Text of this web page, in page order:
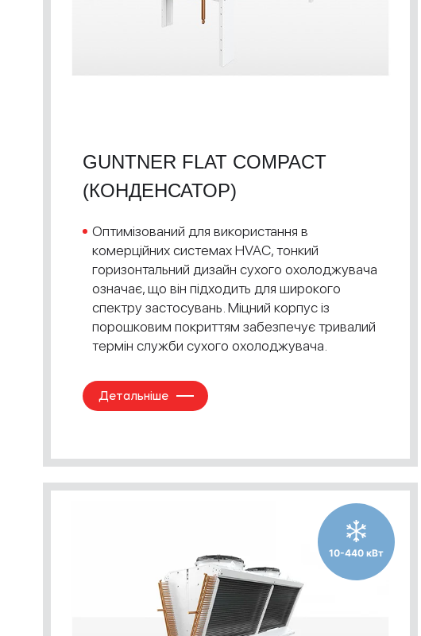
GUNTNER FLAT COMPACT
(КОНДЕНСАТОР)
Оптимізований для використання в
комерційних системах HVAC, тонкий
горизонтальний дизайн сухого охолоджувача
означає, що він підходить для широкого
спектру застосувань. Міцний корпус із
порошковим покриттям забезпечує тривалий
термін служби сухого охолоджувача.
Детальніше
10-440 кВт